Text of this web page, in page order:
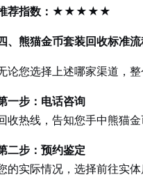
荐指数：★★★★★
、熊猫金币套装回收标准
论您选择上述哪家渠道，
一步：电话咨询
收热线，告知您手中熊猫
二步：预约鉴定
的实际情况，选择前往实